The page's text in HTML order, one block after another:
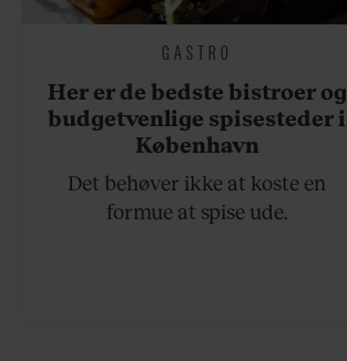
GASTRO
Her er de bedste bistroer og
budgetvenlige spisesteder i
København
Det behøver ikke at koste en
formue at spise ude.